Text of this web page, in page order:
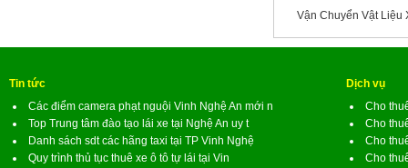
Vận Chuyển Vật Liệu
Tin tức
Các điểm camera phạt nguội Vinh Nghệ An mới n
Top Trung tâm đào tạo lái xe tại Nghệ An uy t
Danh sách sdt các hãng taxi tại TP Vinh Nghệ
Quy trình thủ tục thuê xe ô tô tự lái tại Vin
Dịch vụ
Cho
Cho
Cho
Cho